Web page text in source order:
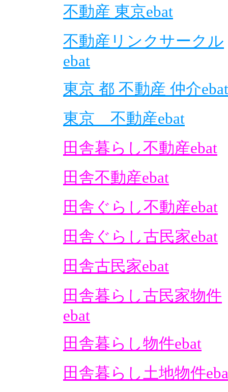
不動産 東京ebat
不動産リンクサークル
ebat
東京 都 不動産 仲介ebat
東京 不動産ebat
田舎暮らし不動産ebat
田舎不動産ebat
田舎ぐらし不動産ebat
田舎ぐらし古民家ebat
田舎古民家ebat
田舎暮らし古民家物件
ebat
田舎暮らし物件ebat
田舎暮らし土地物件